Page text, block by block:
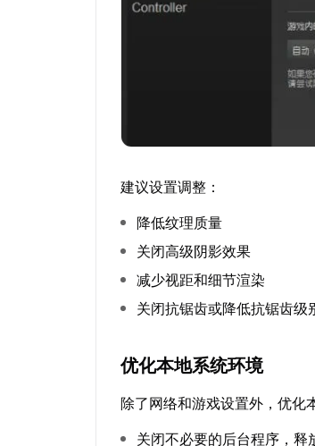
建议设置调整：
降低纹理质量
关闭高级阴影效果
减少视距和细节渲染
关闭抗锯齿或降低抗锯齿级
优化本地系统环境
除了网络和游戏设置外，优化
关闭不必要的后台程序，释